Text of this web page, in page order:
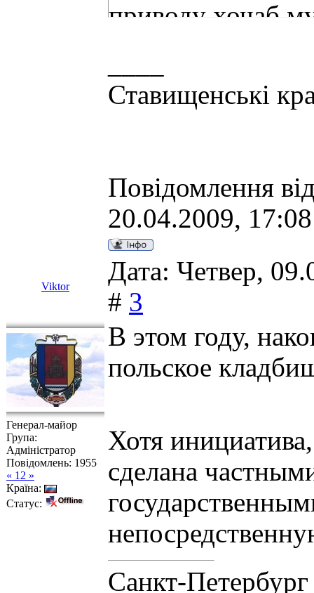
приводу хочаб
Ставищенські
Повідомлення
20.04.2009, 17:08
Viktor
Дата: Четвер,
# 3
Генерал-майор
Група:
Адміністратор
Повідомлень: 1955
« 12 »
Країна:
Статус:
В этом году,
польское
Хотя
сделана
Санкт-Петербург